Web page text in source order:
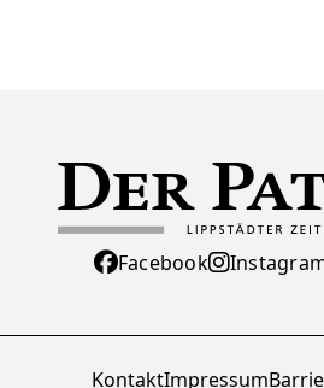
Facebook
KontaktImpressum